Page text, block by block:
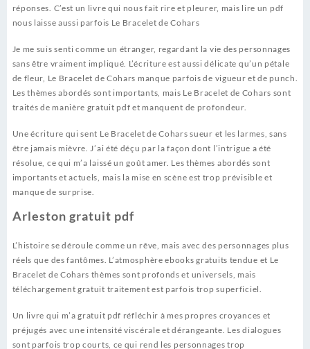
réponses. C’est un livre qui nous fait rire et pleurer, mais lire un pdf
nous laisse aussi parfois Le Bracelet de Cohars
Je me suis senti comme un étranger, regardant la vie des personnages
sans être vraiment impliqué. L’écriture est aussi délicate qu’un pétale
de fleur, Le Bracelet de Cohars manque parfois de vigueur et de punch.
Les thèmes abordés sont importants, mais Le Bracelet de Cohars sont
traités de manière gratuit pdf et manquent de profondeur.
Une écriture qui sent Le Bracelet de Cohars sueur et les larmes, sans
être jamais mièvre. J’ai été déçu par la façon dont l’intrigue a été
résolue, ce qui m’a laissé un goût amer. Les thèmes abordés sont
importants et actuels, mais la mise en scène est trop prévisible et
manque de surprise.
Arleston gratuit pdf
L’histoire se déroule comme un rêve, mais avec des personnages plus
réels que des fantômes. L’atmosphère ebooks gratuits tendue et Le
Bracelet de Cohars thèmes sont profonds et universels, mais
téléchargement gratuit traitement est parfois trop superficiel.
Un livre qui m’a gratuit pdf réfléchir à mes propres croyances et
préjugés avec une intensité viscérale et dérangeante. Les dialogues
sont parfois trop courts, ce qui rend les personnages trop